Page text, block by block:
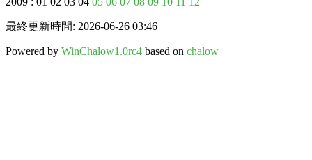
最終更新時間: 2026-06-26 03:46
Powered by WinChalow1.0rc4 based on chalow